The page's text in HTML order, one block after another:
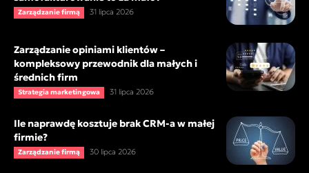
Zarządzanie firmą 31 lipca 2026
Zarządzanie opiniami klientów –
kompleksowy przewodnik dla małych i
średnich firm
Strategia marketingowa 31 lipca 2026
Ile naprawdę kosztuje brak CRM-a w małej
firmie?
Zarządzanie firmą 30 lipca 2026